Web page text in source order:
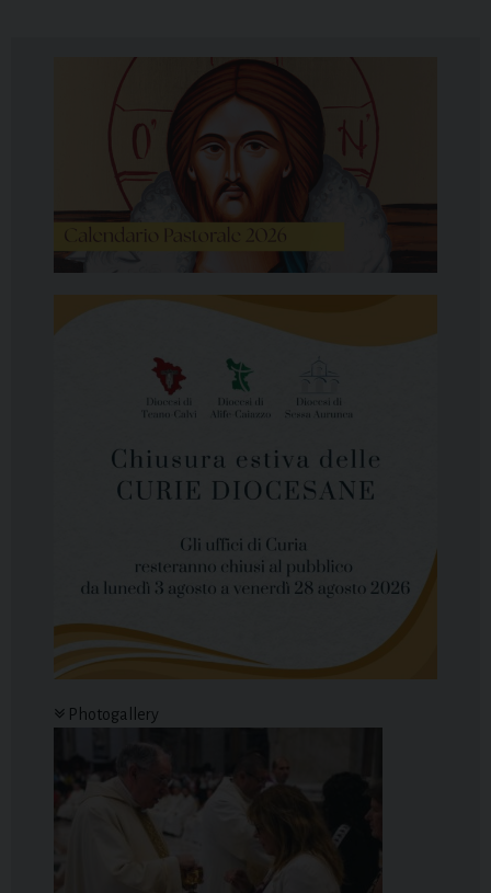
Photogallery